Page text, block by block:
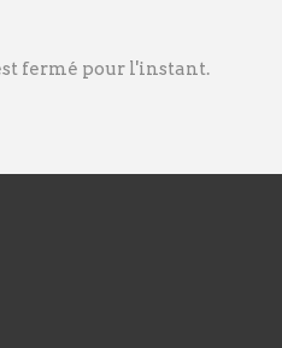
fermé pour l'instant.